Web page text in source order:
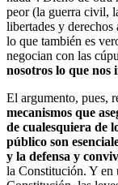
peor (la guerra civil,
libertades y
lo que también es
negocian con las
nosotros lo que nos
El argumento, pues,
mecanismos que
de cualesquiera de
público son
y la defensa y
la Constitución. Y en